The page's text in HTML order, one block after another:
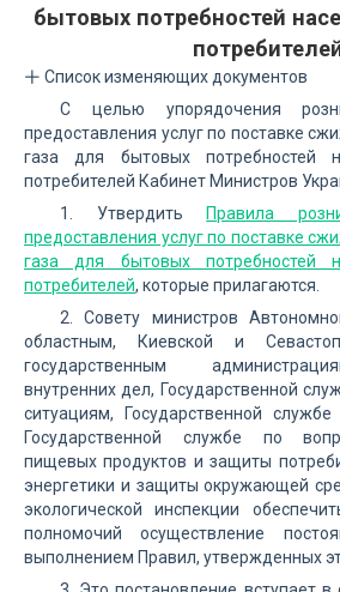
бытовых потребностей
Список изменяющих документов
С целью упорядочения
предоставления услуг по поставке
газа для бытовых потребностей
потребителей Кабинет Министров
1. Утвердить
Правила
предоставления услуг по поставке
газа для бытовых потребностей
потребителей, которые прилагаются.
2. Совету министров
областным, Киевской и
государственным
внутренних дел, Государственной
ситуациям, Государственной
Государственной службе по
пищевых продуктов и защиты
энергетики и защиты окружающей
экологической инспекции
полномочий осуществление
выполнением Правил, утвержденных